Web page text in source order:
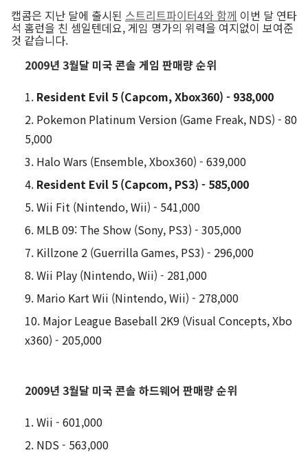
캡콤은 지난 달에 출시된 스트리트파이터4와 함께 이번 달 연타
석 홈런을 친 셈일텐데요, 게임 명가의 위력을 여지없이 보여준
것 같습니다.
2009년 3월달 미국 콘솔 게임 판매량 순위
Resident Evil 5 (Capcom, Xbox360) - 938,000
Pokemon Platinum Version (Game Freak, NDS) - 80
5,000
Halo Wars (Ensemble, Xbox360) - 639,000
Resident Evil 5 (Capcom, PS3) - 585,000
Wii Fit (Nintendo, Wii) - 541,000
MLB 09: The Show (Sony, PS3) - 305,000
Killzone 2 (Guerrilla Games, PS3) - 296,000
Wii Play (Nintendo, Wii) - 281,000
Mario Kart Wii (Nintendo, Wii) - 278,000
Major League Baseball 2K9 (Visual Concepts, Xbo
x360) - 205,000
2009년 3월달 미국 콘솔 하드웨어 판매량 순위
Wii - 601,000
NDS - 563,000